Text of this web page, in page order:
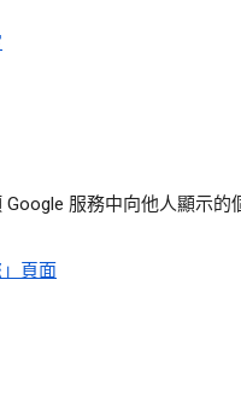
服務中向他人顯示的
頁面